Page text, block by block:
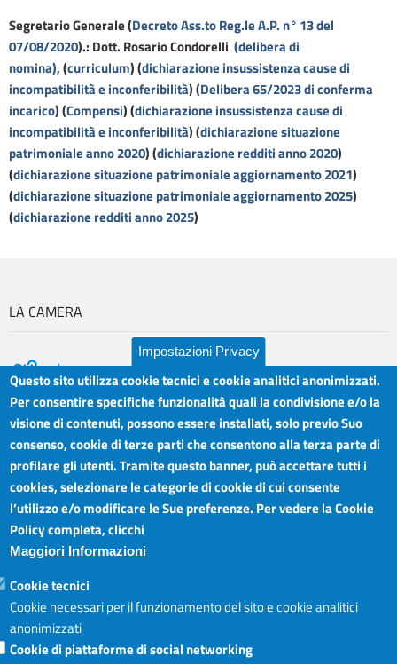
Segretario Generale (Decreto Ass.to Reg.le A.P. n° 13 del
07/08/2020).: Dott. Rosario Condorelli (delibera di
nomina),(curriculum) (dichiarazione insussistenza cause di
incompatibilità e inconferibilità) (Delibera 65/2023 di conferma
incarico) (Compensi) (dichiarazione insussistenza cause di
incompatibilità e inconferibilità) (dichiarazione situazione
patrimoniale anno 2020) (dichiarazione redditi anno 2020)
(dichiarazione situazione patrimoniale aggiornamento 2021)
(dichiarazione situazione patrimoniale aggiornamento 2025)
(dichiarazione redditi anno 2025)
LA CAMERA
Camera di Commercio Industria Artigianato e
Agricoltura del Sud Est Sicilia
Sede legale: Via Cappuccini, 2 - Catania
Sede territoriale: Piazza della Libertà - Ragusa
Sede territoriale: Via Duca degli Abruzzi, 4 - Siracusa
Posta elettronica certificata: ctrgsr
pec.ctrgsr.camcom.it
Sito:www.ctrgsr.camcom.gov.it
Codice di fatturazione elettronica:
Orari sportelli:
Dal Lunedì al Venerdì ore
8.30 - 12.00
Martedì anche 15.45 - 17.45
Impostazioni Privacy
Questo sito utilizza cookie tecnici e cookie analitici anonimizzati.
Per consentire specifiche funzionalità quali la condivisione e/o la
visione di contenuti, possono essere installati, solo previo Suo
consenso, cookie di terze parti che consentono alla terza parte di
profilare gli utenti. Tramite questo banner, può accettare tutti i
cookies, selezionare le categorie di cookie di cui consente
l’utilizzo e/o modificare le Sue preferenze. Per vedere la Cookie
Policy completa, clicchi
Maggiori Informazioni
Cookie tecnici
Cookie necessari per il funzionamento del sito e cookie analitici
anonimizzati
Cookie di piattaforme di social networking